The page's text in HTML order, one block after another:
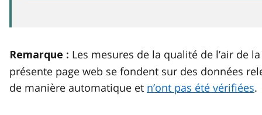
Remarque : Les mesures de la qualité de l’air de la
présente page web se fondent sur des données
de manière automatique et n’ont pas été vérifiées.